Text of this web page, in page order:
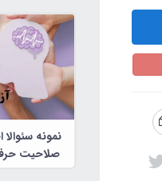
نمونه
صلاحیت